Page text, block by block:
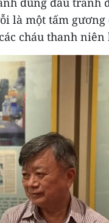
là một tấm gương
cháu thanh niên